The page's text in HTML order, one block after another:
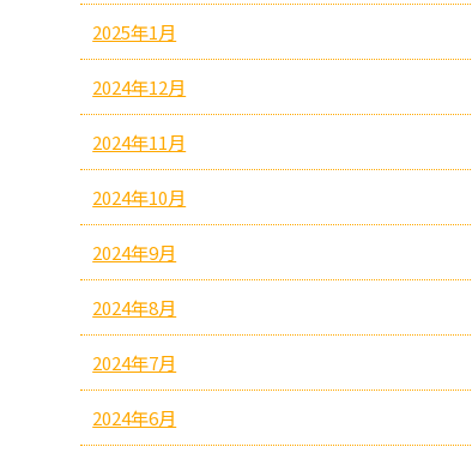
2025年1月
2024年12月
2024年11月
2024年10月
2024年9月
2024年8月
2024年7月
2024年6月